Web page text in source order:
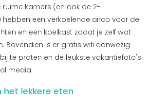
ruime kamers (en ook de 2-
een verkoelende airco voor de
en een koelkast zodat je zelf wat
Bovendien is er gratis wifi aanwezig
te praten en de leukste vakantiefoto's
media.
het lekkere eten